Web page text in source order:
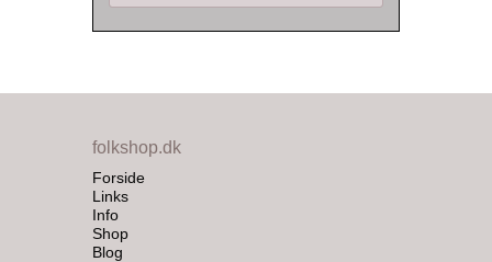
folkshop.dk
Forside
Links
Info
Shop
Blog